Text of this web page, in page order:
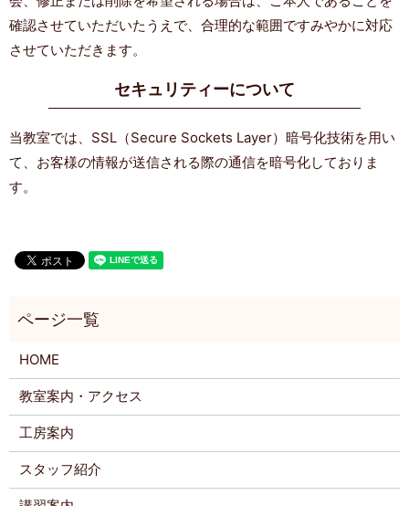
確認させていただいたうえで、合理的な範囲ですみやかに対応
させていただきます。
セキュリティーについて
当教室では、SSL（Secure Sockets Layer）暗号化技術を用い
て、お客様の情報が送信される際の通信を暗号化しておりま
す。
HOME
教室案内・アクセス
工房案内
スタッフ紹介